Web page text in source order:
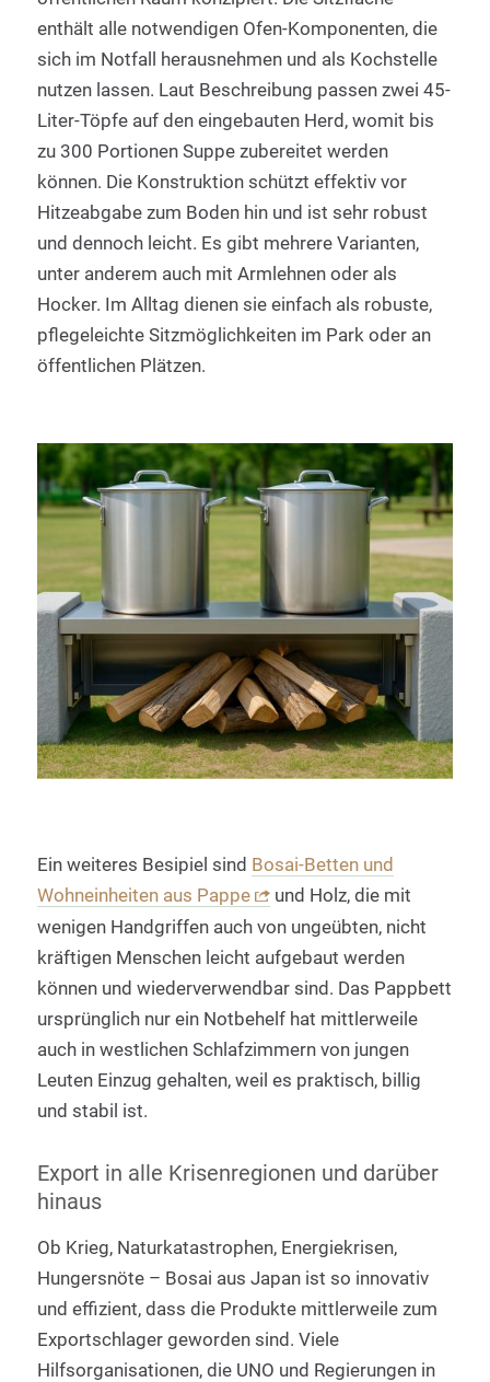
enthält alle notwendigen Ofen-Komponenten, die
sich im Notfall herausnehmen und als Kochstelle
nutzen lassen. Laut Beschreibung passen zwei 45-
Liter-Töpfe auf den eingebauten Herd, womit bis
zu 300 Portionen Suppe zubereitet werden
können. Die Konstruktion schützt effektiv vor
Hitzeabgabe zum Boden hin und ist sehr robust
und dennoch leicht. Es gibt mehrere Varianten,
unter anderem auch mit Armlehnen oder als
Hocker. Im Alltag dienen sie einfach als robuste,
pflegeleichte Sitzmöglichkeiten im Park oder an
öffentlichen Plätzen.
Ein weiteres Besipiel sind Bosai-Betten und
Wohneinheiten aus Pappe
und Holz, die mit
wenigen Handgriffen auch von ungeübten, nicht
kräftigen Menschen leicht aufgebaut werden
können und wiederverwendbar sind. Das Pappbett
ursprünglich nur ein Notbehelf hat mittlerweile
auch in westlichen Schlafzimmern von jungen
Leuten Einzug gehalten, weil es praktisch, billig
und stabil ist.
Export in alle Krisenregionen und darüber
hinaus
Ob Krieg, Naturkatastrophen, Energiekrisen,
Hungersnöte – Bosai aus Japan ist so innovativ
und effizient, dass die Produkte mittlerweile zum
Exportschlager geworden sind. Viele
Hilfsorganisationen, die UNO und Regierungen in